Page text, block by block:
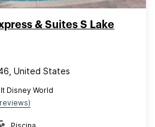
& Suites S Lake
United States
Disney World